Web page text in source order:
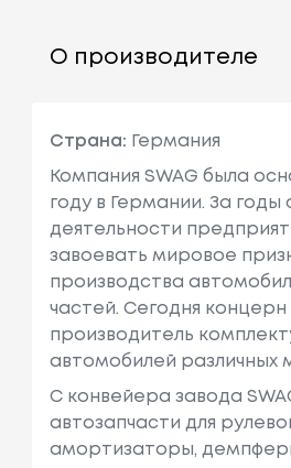
О производителе
Страна: Германия
Компания SWAG была
году в Германии. За годы
деятельности
завоевать мировое
производства
частей. Сегодня концерн
производитель
автомобилей различных
С конвейера завода
автозапчасти для
амортизаторы,